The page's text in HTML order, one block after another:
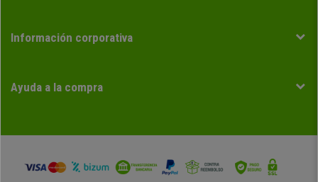
Información corporativa
Ayuda a la compra